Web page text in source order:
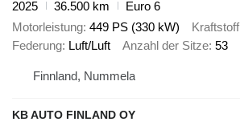
2025
36.500 km
Euro 6
Motorleistung 449 PS (330 kW) Kraftstoff
Federung Luft/Luft Anzahl der Sitze 53
Finnland, Nummela
KB AUTO FINLAND OY